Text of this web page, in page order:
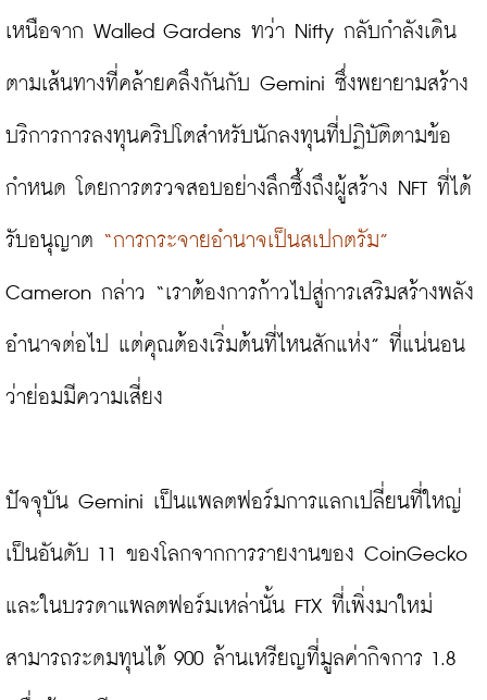
เหนือจาก Walled Gardens ทว่า Nifty กลับกำลังเดิน
ตามเส้นทางที่คล้ายคลึงกันกับ Gemini ซึ่งพยายามสร้าง
บริการการลงทุนคริปโตสำหรับนักลงทุนที่ปฏิบัติตามข้อ
กำหนด โดยการตรวจสอบอย่างลึกซึ้งถึงผู้สร้าง NFT ที่ได้
รับอนุญาต “การกระจายอำนาจเป็นสเปกตรัม”
Cameron กล่าว “เราต้องการก้าวไปสู่การเสริมสร้างพลัง
อำนาจต่อไป แต่คุณต้องเริ่มต้นที่ไหนสักแห่ง” ที่แน่นอน
ว่าย่อมมีความเสี่ยง
ปัจจุบัน Gemini เป็นแพลตฟอร์มการแลกเปลี่ยนที่ใหญ่
เป็นอันดับ 11 ของโลกจากการรายงานของ CoinGecko
และในบรรดาแพลตฟอร์มเหล่านั้น FTX ที่เพิ่งมาใหม่
สามารถระดมทุนได้ 900 ล้านเหรียญที่มูลค่ากิจการ 1.8